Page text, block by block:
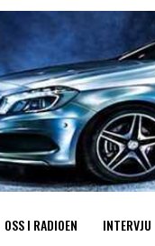
OSS I RADIOEN INTERVJU